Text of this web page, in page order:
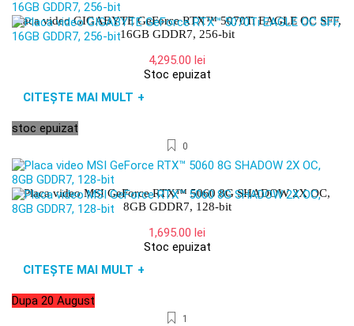
Placa video GIGABYTE GeForce RTX™ 5070Ti EAGLE OC SFF,
16GB GDDR7, 256-bit
4,295.00 lei
Stoc epuizat
CITEȘTE MAI MULT +
stoc epuizat
0
Placa video MSI GeForce RTX™ 5060 8G SHADOW 2X OC,
8GB GDDR7, 128-bit
1,695.00 lei
Stoc epuizat
CITEȘTE MAI MULT +
Dupa 20 August
1